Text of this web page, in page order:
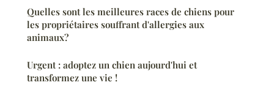
Quelles sont les meilleures races de chiens pour
les propriétaires souffrant d'allergies aux
animaux?
Urgent : adoptez un chien aujourd'hui et
transformez une vie !